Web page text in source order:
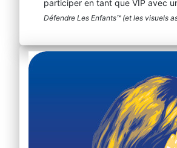
participer en tant que VIP avec
Défendre Les Enfants™ (et les visuels